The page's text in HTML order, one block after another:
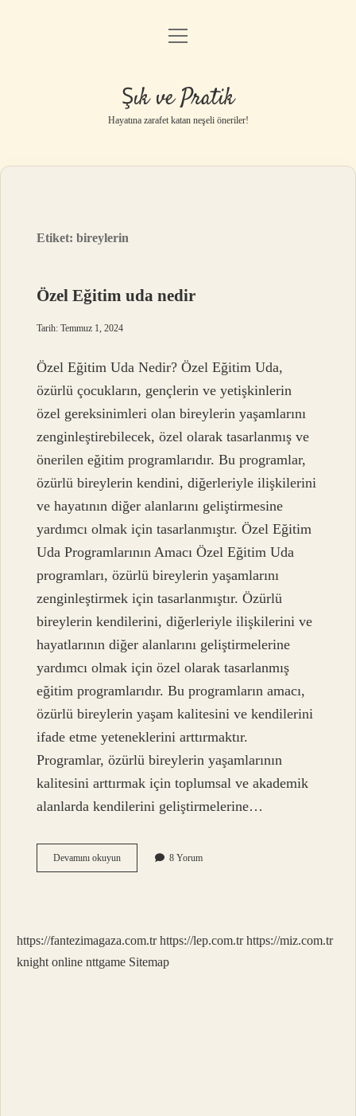
Anasayfa
Yasal Uyarı
menüyü
Şık ve Pratik
Hayatına zarafet katan neşeli öneriler!
Etiket:bireylerin
Özel Eğitim uda nedir
Tarih: Temmuz 1, 2024
Özel Eğitim Uda Nedir? Özel Eğitim Uda,
özürlü çocukların, gençlerin ve yetişkinlerin
özel gereksinimleri olan bireylerin yaşamlarını
zenginleştirebilecek, özel olarak tasarlanmış ve
önerilen eğitim programlarıdır. Bu programlar,
özürlü bireylerin kendini, diğerleriyle ilişkilerini
ve hayatının diğer alanlarını geliştirmesine
yardımcı olmak için tasarlanmıştır. Özel Eğitim
Uda Programlarının Amacı Özel Eğitim Uda
programları, özürlü bireylerin yaşamlarını
zenginleştirmek için tasarlanmıştır. Özürlü
bireylerin kendilerini, diğerleriyle ilişkilerini ve
hayatlarının diğer alanlarını geliştirmelerine
yardımcı olmak için özel olarak tasarlanmış
eğitim programlarıdır. Bu programların amacı,
özürlü bireylerin yaşam kalitesini ve kendilerini
ifade etme yeteneklerini arttırmaktır.
Programlar, özürlü bireylerin yaşamlarının
kalitesini arttırmak için toplumsal ve akademik
alanlarda kendilerini geliştirmelerine…
Devamını okuyunÖzel
Eğitim
8 Yorum
https://fantezimagaza.com.tr https://lep.com.tr https://miz.com.tr
knight online nttgame Sitemap